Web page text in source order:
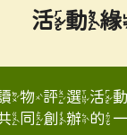
活動
物評選活
同創辦的